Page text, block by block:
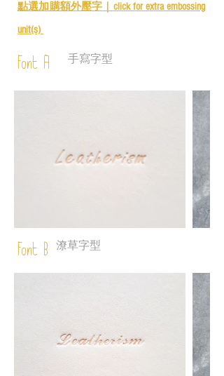
點選加購額外壓字｜ click for extra embossing
unit(s)
Font A 手寫字型
Font B 潦草字型